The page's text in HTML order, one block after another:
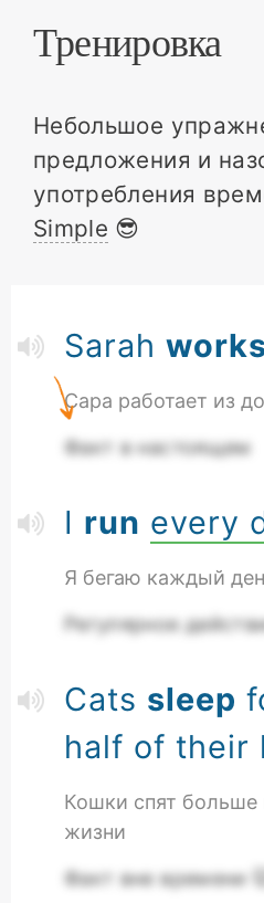
Тренировка
Небольшое
предложения и
употребления
Simple 😎
Sarah
Сара работает из
Факт в настоящем
I run every
Я бегаю каждый
Регулярное
Cats sleep
half of their
Кошки спят больше
жизни
Факт вне времени 🐱